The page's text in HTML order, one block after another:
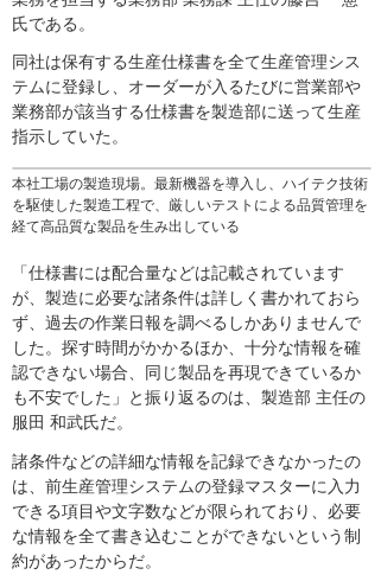
本社工場の製造現場。最新機器を導入し、ハイテク技術
を駆使した製造工程で、厳しいテストによる品質管理を
経て高品質な製品を生み出している
氏である。
同社は保有する生産仕様書を全て生産管理シス
テムに登録し、オーダーが入るたびに営業部や
業務部が該当する仕様書を製造部に送って生産
指示していた。
「仕様書には配合量などは記載されています
が、製造に必要な諸条件は詳しく書かれておら
ず、過去の作業日報を調べるしかありませんで
した。探す時間がかかるほか、十分な情報を確
認できない場合、同じ製品を再現できているか
も不安でした」と振り返るのは、製造部 主任の
服田 和武氏だ。
諸条件などの詳細な情報を記録できなかったの
は、前生産管理システムの登録マスターに入力
できる項目や文字数などが限られており、必要
な情報を全て書き込むことができないという制
約があったからだ。